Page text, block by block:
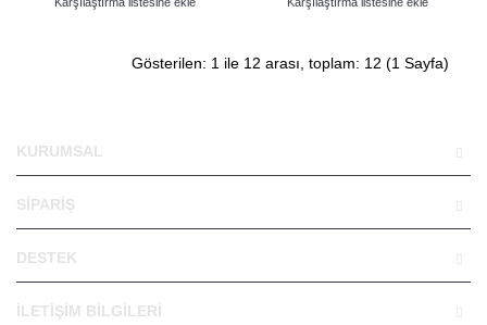
Gösterilen: 1 ile 12 arası, toplam: 12 (1 Sayfa)
KURUMSAL
SİPARİŞ
DESTEK
İLETİŞİM BİLGİLERİ